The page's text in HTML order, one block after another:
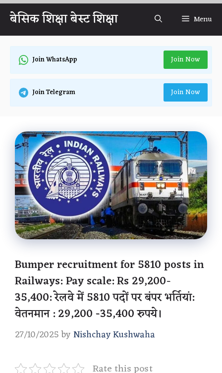
Skipबेसिक शिक्षा बेस्ट शिक्षा Menu
Join WhatsApp Join Now
Join Telegram Join Now
Bumper recruitment for 5810 posts in
Railways: Pay scale: Rs 29,200-
35,400: रेलवे में 5810 पदों पर बंपर भर्तियां:
वेतनमान : 29,200 -35,400 रुपये।
27/10/2025 byNishchay Kushwaha
Rate this post